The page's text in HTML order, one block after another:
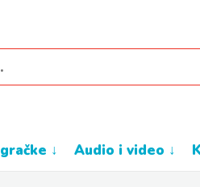
igračke ↓ audio i video ↓